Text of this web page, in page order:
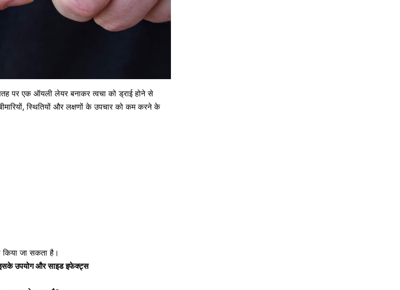
पर एक ऑयली लेयर बनाकर त्वचा को ड्राई होने से
स्थितियों और लक्षणों के उपचार को कम करने के
जा सकता है।
उपयोग और साइड इफेक्ट्स